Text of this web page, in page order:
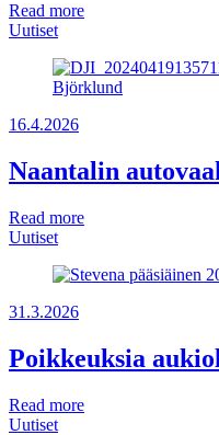
Read more
Uutiset
16.4.2026
Naantalin
Read more
Uutiset
31.3.2026
Poikkeuksia
Read more
Uutiset